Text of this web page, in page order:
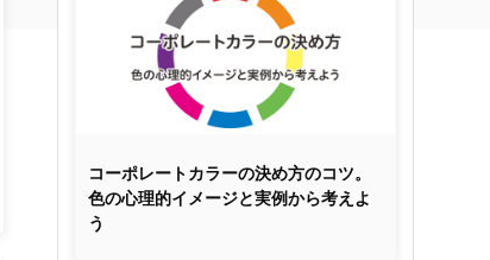
コーポレートカラーの決め方のコツ。
色の心理的イメージと実例から考えよ
う